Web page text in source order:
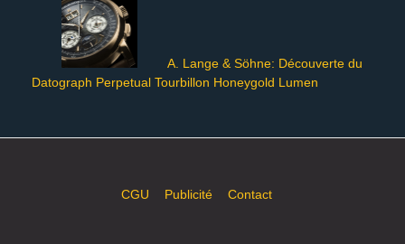
A. Lange & Söhne: Découverte du
Datograph Perpetual Tourbillon Honeygold Lumen
CGU Publicité Contact